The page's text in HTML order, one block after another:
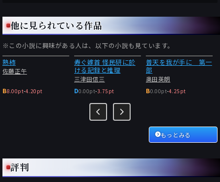
他に見られている作品
※この小説に興味がある人は、以下の小説も見ています。
熟柿
佐藤正午
B8.00pt-4.20pt
寿ぐ嫁首 怪民研に於
ける記録と推理
三津田信三
D0.00pt-3.75pt
普天を我が手に 第一
部
奥田英朗
B0.00pt-4.25pt
もっとみる
評判